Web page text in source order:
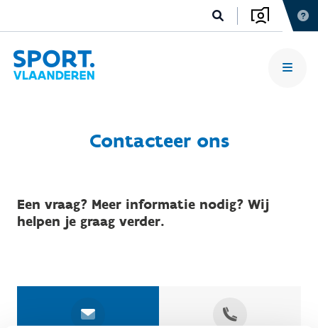
Contacteer ons
Een vraag? Meer informatie nodig? Wij
helpen je graag verder.